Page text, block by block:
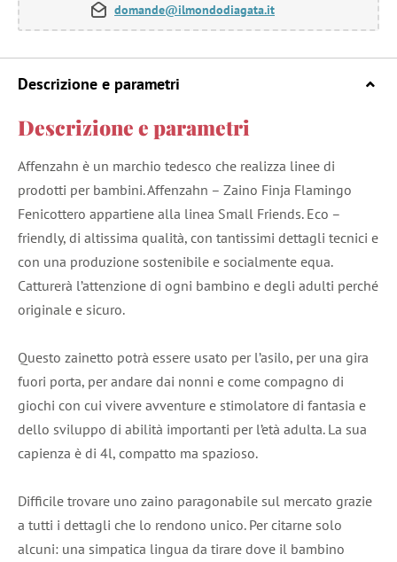
domande@ilmondodiagata.it
Descrizione e parametri
Descrizione e parametri
Affenzahn è un marchio tedesco che realizza linee di
prodotti per bambini. Affenzahn – Zaino Finja Flamingo
Fenicottero appartiene alla linea Small Friends. Eco –
friendly, di altissima qualità, con tantissimi dettagli tecnici e
con una produzione sostenibile e socialmente equa.
Catturerà l’attenzione di ogni bambino e degli adulti perché
originale e sicuro.
Questo zainetto potrà essere usato per l’asilo, per una gira
fuori porta, per andare dai nonni e come compagno di
giochi con cui vivere avventure e stimolatore di fantasia e
dello sviluppo di abilità importanti per l’età adulta. La sua
capienza è di 4l, compatto ma spazioso.
Difficile trovare uno zaino paragonabile sul mercato grazie
a tutti i dettagli che lo rendono unico. Per citarne solo
alcuni: una simpatica lingua da tirare dove il bambino